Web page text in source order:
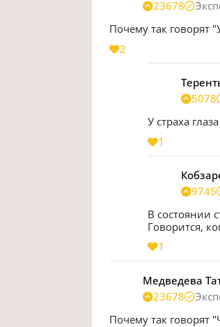
23678
Почему так говорят
2
5078
У страха
1
9745
В состоянии
Говорится,
1
Медведева
23678
Почему так говорят